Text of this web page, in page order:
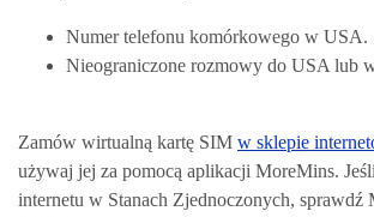
Numer telefonu komórkowego w USA.
Nieograniczone rozmowy do USA lub
Zamów wirtualną kartę SIM w sklepie
używaj jej za pomocą aplikacji MoreMins.
internetu w Stanach Zjednoczonych, sprawdź